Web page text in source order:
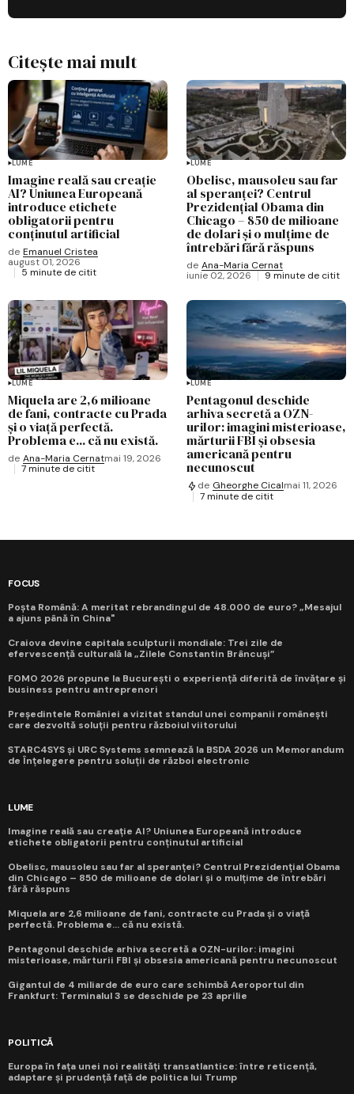
Citește mai mult
LUME
Imagine reală sau creație
AI? Uniunea Europeană
introduce etichete
obligatorii pentru
conținutul artificial
de Emanuel Cristea
august 01, 2026
5 minute de citit
LUME
Obelisc, mausoleu sau far
al speranței? Centrul
Prezidențial Obama din
Chicago – 850 de milioane
de dolari și o mulțime de
întrebări fără răspuns
de Ana-Maria Cernat
iunie 02, 2026
9 minute de citit
LUME
Miquela are 2,6 milioane
de fani, contracte cu Prada
și o viață perfectă.
Problema e... că nu există.
de Ana-Maria Cernatmai 19, 2026
7 minute de citit
LUME
Pentagonul deschide
arhiva secretă a OZN-
urilor: imagini misterioase,
mărturii FBI și obsesia
americană pentru
necunoscut
de Gheorghe Cicalmai 11, 2026
7 minute de citit
FOCUS
Poșta Română: A meritat rebrandingul de 48.000 de euro? „Mesajul
a ajuns până în China"
Craiova devine capitala sculpturii mondiale: Trei zile de
efervescență culturală la „Zilele Constantin Brâncuși”
FOMO 2026 propune la București o experiență diferită de învățare și
business pentru antreprenori
Președintele României a vizitat standul unei companii românești
care dezvoltă soluții pentru războiul viitorului
STARC4SYS și URC Systems semnează la BSDA 2026 un Memorandum
de Înțelegere pentru soluții de război electronic
LUME
Imagine reală sau creație AI? Uniunea Europeană introduce
etichete obligatorii pentru conținutul artificial
Obelisc, mausoleu sau far al speranței? Centrul Prezidențial Obama
din Chicago – 850 de milioane de dolari și o mulțime de întrebări
fără răspuns
Miquela are 2,6 milioane de fani, contracte cu Prada și o viață
perfectă. Problema e... că nu există.
Pentagonul deschide arhiva secretă a OZN-urilor: imagini
misterioase, mărturii FBI și obsesia americană pentru necunoscut
Gigantul de 4 miliarde de euro care schimbă Aeroportul din
Frankfurt: Terminalul 3 se deschide pe 23 aprilie
POLITICĂ
Europa în fața unei noi realități transatlantice: între reticență,
adaptare și prudență față de politica lui Trump